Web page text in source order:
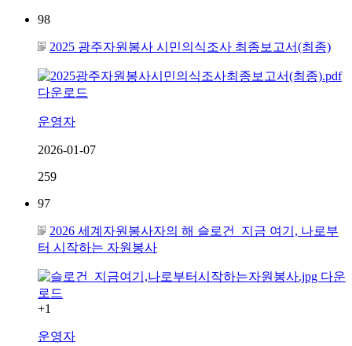
98
2025 광주자원봉사 시민의식조사 최종보고서(최종)
운영자
2026-01-07
259
97
2026 세계자원봉사자의 해 슬로건_지금 여기, 나로부
터 시작하는 자원봉사
+1
운영자